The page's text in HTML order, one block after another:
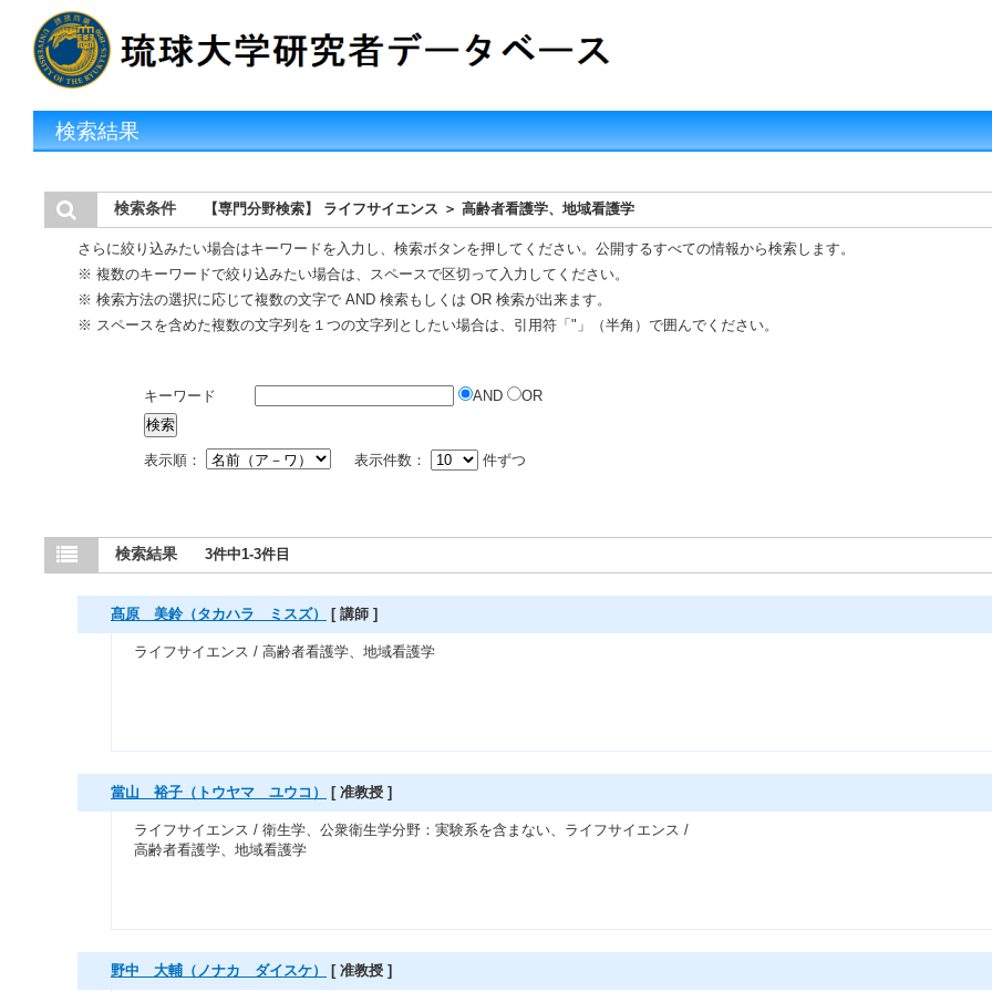
検索結果
検索条件 【専門分野検索】 ライフサイエンス ＞ 高齢者看護学、地域看護学
さらに絞り込みたい場合はキーワードを入力し、検索ボタンを押してください。公開するすべての情報から検索します。
※ 複数のキーワードで絞り込みたい場合は、スペースで区切って入力してください。
※ 検索方法の選択に応じて複数の文字で AND 検索もしくは OR 検索が出来ます。
※ スペースを含めた複数の文字列を１つの文字列としたい場合は、引用符「"」（半角）で囲んでください。
キーワード AND OR
表示順： 表示件数： 件ずつ
検索結果 3件中1-3件目
髙原 美鈴（タカハラ ミスズ） [ 講師 ]
ライフサイエンス / 高齢者看護学、地域看護学
當山 裕子（トウヤマ ユウコ） [ 准教授 ]
ライフサイエンス / 衛生学、公衆衛生学分野：実験系を含まない、ライフサイエンス /
高齢者看護学、地域看護学
野中 大輔（ノナカ ダイスケ） [ 准教授 ]